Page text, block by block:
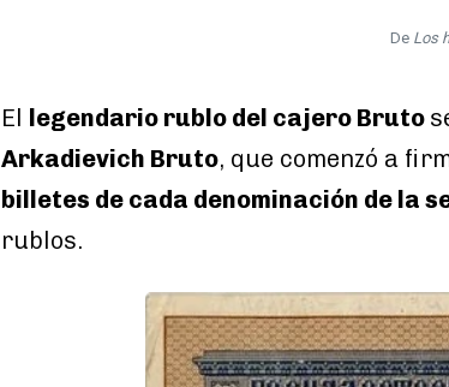
De Los
El legendario rublo del cajero Bruto
Arkadievich Bruto, que comenzó a
billetes de cada denominación de la
rublos.